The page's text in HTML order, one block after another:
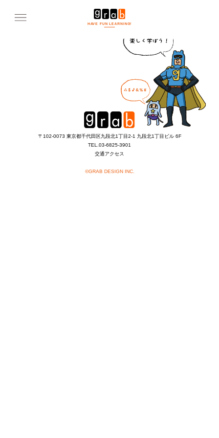
HAVE FUN LEARNING!
〒102-0073 東京都千代田区九段北1丁目2-1 九段北1丁目ビル 6F
TEL. 03-6825-3901
交通アクセス
©GRAB DESIGN INC.